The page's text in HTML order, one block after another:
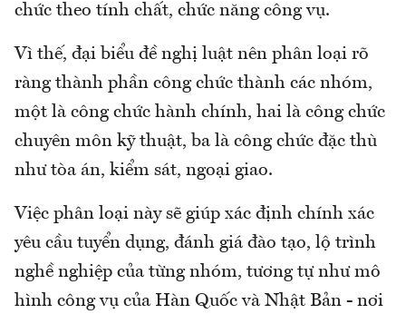
chức theo tính chất, chức năng công vụ.
Vì thế, đại biểu đề nghị luật nên phân loại rõ
ràng thành phần công chức thành các nhóm,
một là công chức hành chính, hai là công chức
chuyên môn kỹ thuật, ba là công chức đặc thù
như tòa án, kiểm sát, ngoại giao.
Việc phân loại này sẽ giúp xác định chính xác
yêu cầu tuyển dụng, đánh giá đào tạo, lộ trình
nghề nghiệp của từng nhóm, tương tự như mô
hình công vụ của Hàn Quốc và Nhật Bản - nơi